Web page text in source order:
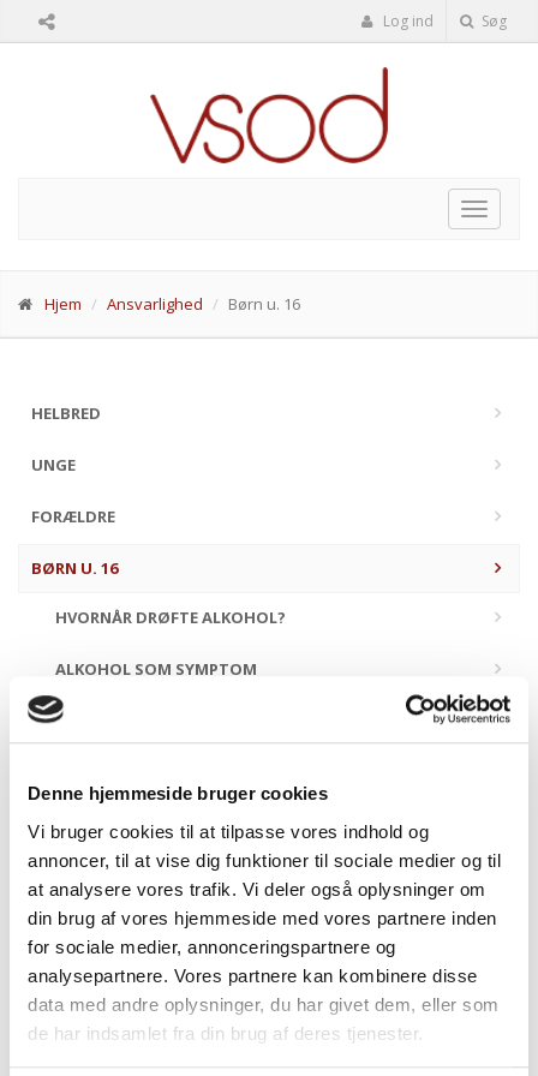
Denne hjemmeside bruger cookies
Vi bruger cookies til at tilpasse vores indhold og
annoncer, til at vise dig funktioner til sociale medier og til
at analysere vores trafik. Vi deler også oplysninger om
din brug af vores hjemmeside med vores partnere inden
for sociale medier, annonceringspartnere og
analysepartnere. Vores partnere kan kombinere disse
data med andre oplysninger, du har givet dem, eller som
de har indsamlet fra din brug af deres tjenester.
Log ind Søg
Toggle
Hjem Ansvarlighed Børn u. 16
HELBRED
UNGE
FORÆLDRE
BØRN U. 16
HVORNÅR DRØFTE ALKOHOL?
ALKOHOL SOM SYMPTOM
ALKOHOLREKLAMENÆVNET
Børn u. 16
Det påhviler alle at være særligt opmærksomme på børns
(under 16 år) alkoholforbrug. VSOD har her nogle gode råd til
forældre med børn som er begyndt at omgås alkohol eller
befinder sig i miljøer hvor der indtages alkoholprodukter.